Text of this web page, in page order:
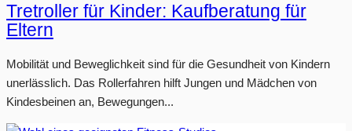
Tretroller für Kinder: Kaufberatung für
Eltern
Mobilität und Beweglichkeit sind für die Gesundheit von Kindern
unerlässlich. Das Rollerfahren hilft Jungen und Mädchen von
Kindesbeinen an, Bewegungen...